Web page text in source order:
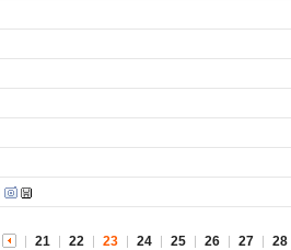
21 22 23 24 25 26 27 28